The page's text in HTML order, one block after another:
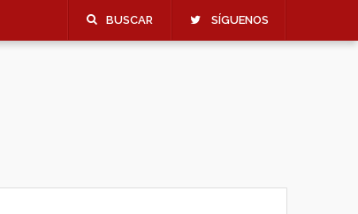
BUSCAR SÍGUENOS